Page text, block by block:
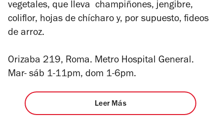
vegetales, que lleva champiñones, jengibre,
coliflor, hojas de chícharo y, por supuesto, fideos
de arroz.
Orizaba 219, Roma. Metro Hospital General.
Mar- sáb 1-11pm, dom 1-6pm.
Leer Más